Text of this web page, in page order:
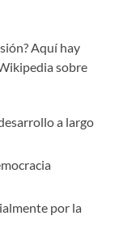
Aquí hay
sobre
a largo
por la